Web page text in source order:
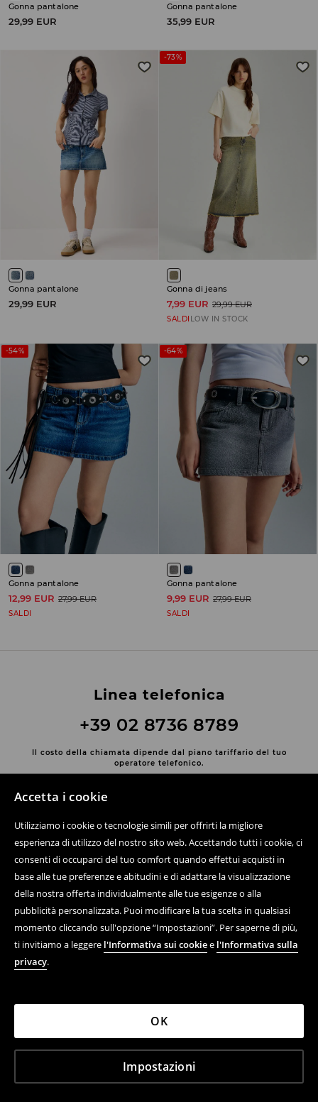
Accetta i cookie
Utilizziamo i cookie o tecnologie simili per offrirti la migliore
esperienza di utilizzo del nostro sito web. Accettando tutti i cookie, ci
consenti di occuparci del tuo comfort quando effettui acquisti in
base alle tue preferenze e abitudini e di adattare la visualizzazione
della nostra offerta individualmente alle tue esigenze o alla
pubblicità personalizzata. Puoi modificare la tua scelta in qualsiasi
momento cliccando sull'opzione “Impostazioni”. Per saperne di più,
ti invitiamo a leggere l'Informativa sui cookiee l'Informativa sulla
privacy.
Impostazioni
OK
Gonna pantalone
29,99 EUR
Gonna pantalone
35,99 EUR
Gonna pantalone
29,99 EUR
-73%
Gonna di jeans
7,99 EUR 29,99 EUR
SALDI LOW IN STOCK
-54%
Gonna pantalone
12,99 EUR 27,99 EUR
SALDI
-64%
Gonna pantalone
9,99 EUR 27,99 EUR
SALDI
Linea telefonica
+39 02 8736 8789
Il costo della chiamata dipende dal piano tariffario del tuo
operatore telefonico.
Scopri di più su House
Aiuto e contatto
Acquisto online di prodotti
Regolamenti
LPP ITALY S.R.L. C.F., 12462180964, VIA STILICONE 20,
20154 MILANO (MI)